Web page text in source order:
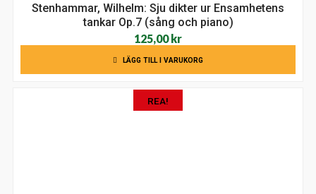
Stenhammar, Wilhelm: Sju dikter ur Ensamhetens
tankar Op.7 (sång och piano)
125,00kr
LÄGG TILL I VARUKORG
REA!